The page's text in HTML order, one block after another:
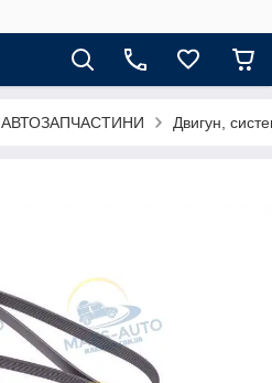
АВТОЗАПЧАСТИНИ Двигун,